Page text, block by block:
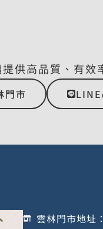
供高品質、有效
門市
雲林門市地址